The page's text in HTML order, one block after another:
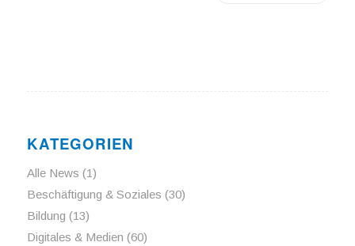
KATEGORIEN
Alle News (1)
Beschäftigung & Soziales (30)
Bildung (13)
Digitales & Medien (60)